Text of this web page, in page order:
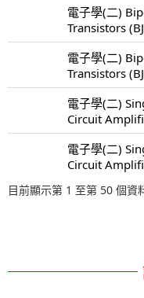
電子學(二)
Transistors
電子學(二)
Transistors
電子學(二)
Circuit
電子學(二)
Circuit
目前顯示第 1 至第 50 個資